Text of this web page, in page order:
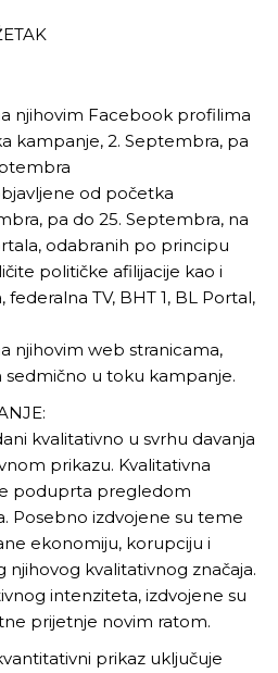
da živi!
vam se zahvalimo što ste
priču da živi, Redakcija
da živi!
vam se zahvalimo što ste
priču da živi, Redakcija
njihovim Facebook profilima
kampanje, 2. Septembra, pa
od početka
pa do 25. Septembra, na
odabranih po principu
političke afilijacije kao i
federalna TV, BHT 1, BL Portal,
njihovim web stranicama,
u toku kampanje.
kvalitativno u svrhu davanja
prikazu. Kvalitativna
poduprta pregledom
Posebno izdvojene su teme
ekonomiju, korupciju i
njihovog kvalitativnog značaja.
intenziteta, izdvojene su
prijetnje novim ratom.
prikaz uključuje